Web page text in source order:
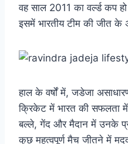
वह साल 2011 का वर्ल्ड कप
इसमें भारतीय टीम की जीत के
हाल के वर्षों में, जडेजा
क्रिकेट में भारत की सफलता में
बल्ले, गेंद और मैदान में उनके
कुछ महत्वपूर्ण मैच जीतने में